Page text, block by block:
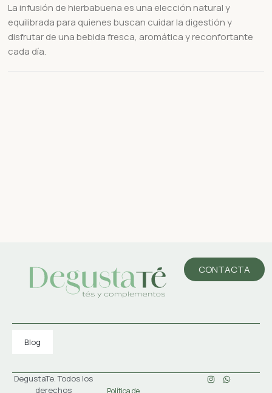
La infusión de hierbabuena es una elección natural y
equilibrada para quienes buscan cuidar la digestión y
disfrutar de una bebida fresca, aromática y reconfortante
cada día.
CONTACTA
Blog
DegustaTe. Todos los
derechos
Política de